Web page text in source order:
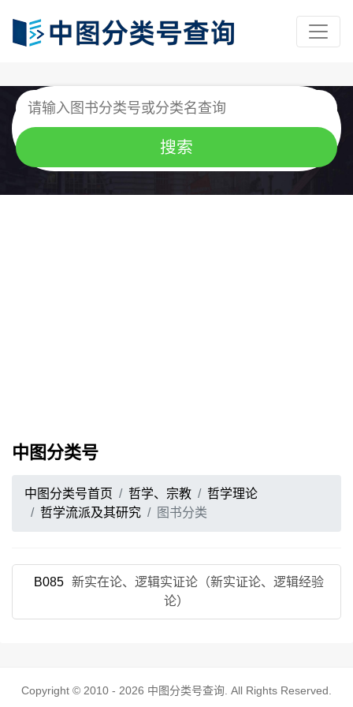
中图分类号
中图分类号首页 哲学、宗教
哲学理论
哲学流派及其研究
图书分类
B085
新实在论、逻辑实证论（新实证论、逻辑经验
论）
Copyright © 2010 - 2026 中图分类号查询 . All Rights Reserved.